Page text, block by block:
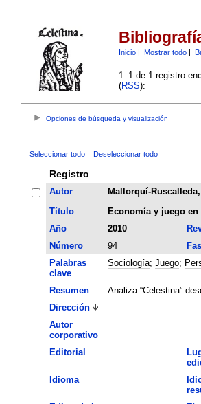
Inicio| Mostrar todo|
1–1 de 1 registro
(RSS):
Opciones de búsqueda y visualización
Seleccionar todo Deseleccionar todo
Registro
Autor
Mallorquí-
Título
Economía y juego
Año
2010
Número
94
Palabras
clave
Sociología; Juego;
Resumen
Analiza “Celestina”
Dirección
Autor
corporativo
Editorial
Idioma